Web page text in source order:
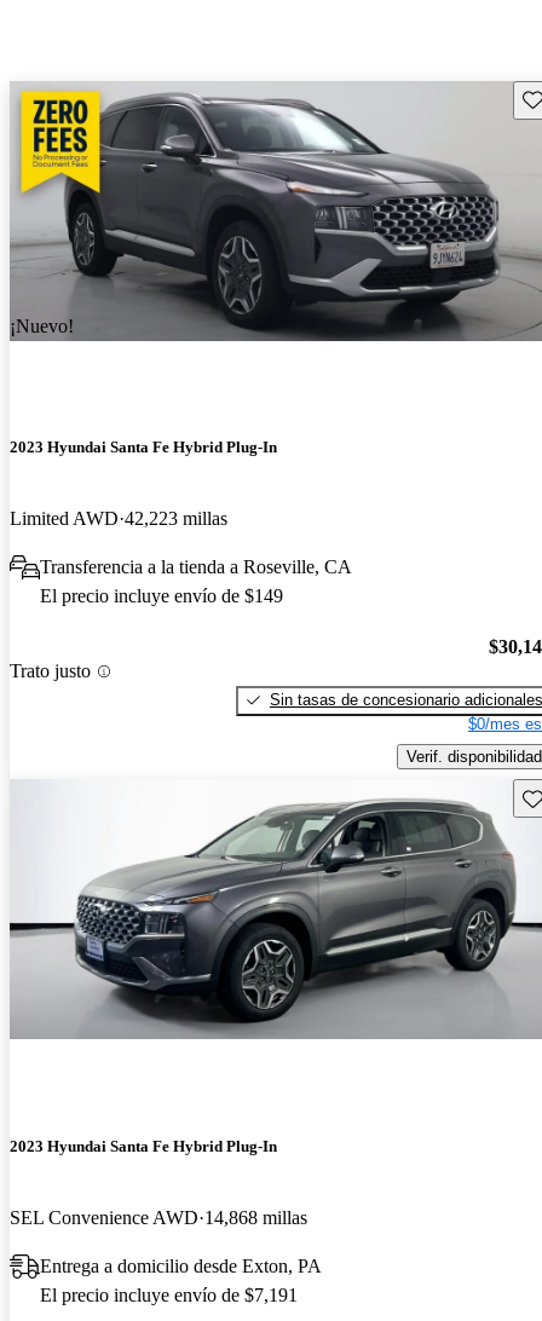
¡Nuevo!
2023 Hyundai Santa Fe Hybrid Plug-In
Limited AWD 42,223 millas
Transferencia a la tienda a Roseville, CA
El precio incluye envío de $149
Trato justo
Sin tasas de concesionario adicionales
$0/mes
Verif. disponibilidad
2023 Hyundai Santa Fe Hybrid Plug-In
SEL Convenience AWD 14,868 millas
Entrega a domicilio desde Exton, PA
El precio incluye envío de $7,191